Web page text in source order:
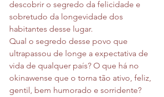
descobrir o segredo da felicidade e
sobretudo da longevidade dos
habitantes desse lugar.
Qual o segredo desse povo que
ultrapassou de longe a expectativa de
vida de qualquer país? O que há no
okinawense que o torna tão ativo, feliz,
gentil, bem humorado e sorridente?